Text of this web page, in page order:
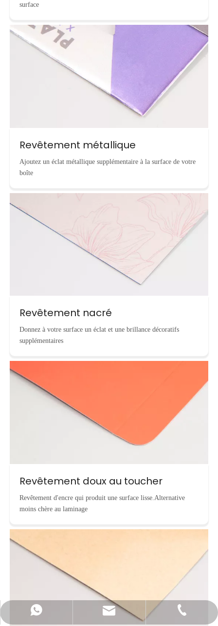
surface
Revêtement métallique
Ajoutez un éclat métallique supplémentaire à la surface de votre
boîte
Revêtement nacré
Donnez à votre surface un éclat et une brillance décoratifs
supplémentaires
Revêtement doux au toucher
Revêtement d'encre qui produit une surface lisse.Alternative
moins chère au laminage
Contacter par WhatsApp
info@cnecopackaging.com
+86-15221732206